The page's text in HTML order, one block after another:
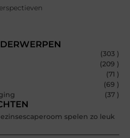
(303 )
(209 )
(71 )
(69 )
(37 )
spelen zo leuk